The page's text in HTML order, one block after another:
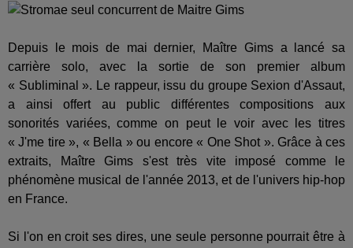
Depuis le mois de mai dernier, Maître Gims a lancé sa
carrière solo, avec la sortie de son premier album
« Subliminal ». Le rappeur, issu du groupe Sexion d'Assaut,
a ainsi offert au public différentes compositions aux
sonorités variées, comme on peut le voir avec les titres
« J'me tire », « Bella » ou encore « One Shot ». Grâce à ces
extraits, Maître Gims s'est très vite imposé comme le
phénomène musical de l'année 2013, et de l'univers hip-hop
en France.
Si l'on en croit ses dires, une seule personne pourrait être à